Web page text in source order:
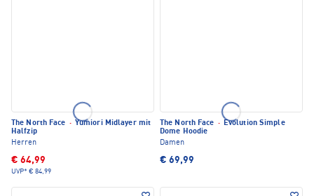
The North Face · Yumiori Midlayer mit
Halfzip
Herren
€ 64,99
UVP* € 84,99
The North Face · Evolution Simple
Dome Hoodie
Damen
€ 69,99